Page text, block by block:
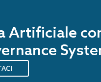
Artificiale